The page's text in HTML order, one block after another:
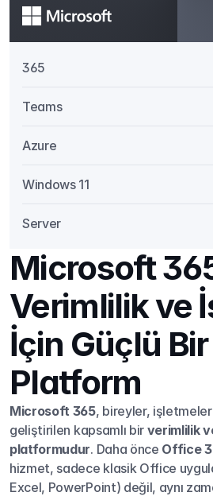
365
Teams
Azure
Windows 11
Server
Microsoft
Verimlilik ve
İçin Güçlü Bir
Platform
Microsoft 365, bireyler,
geliştirilen kapsamlı bir verimlilik
platformudur. Daha önce Office
hizmet, sadece klasik Office
Excel, PowerPoint) değil, aynı